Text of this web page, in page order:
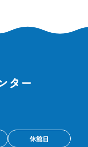
休館日